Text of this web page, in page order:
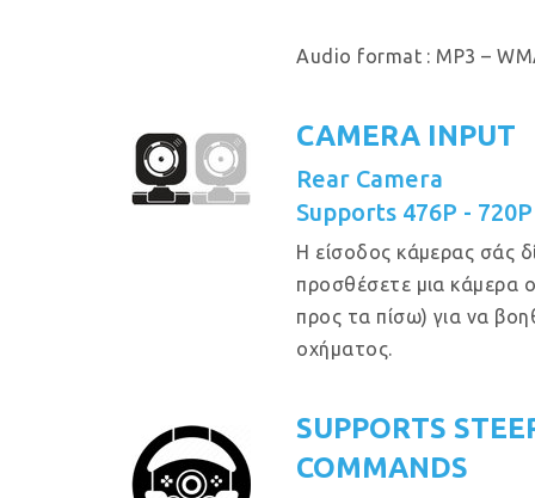
Audio format : MP3 –
CAMERA INPUT
Rear Camera
Supports 476P -
Η είσοδος κάμερας σάς
προσθέσετε μια κάμερα
προς τα πίσω) για να
οχήματος.
SUPPORTS
COMMANDS